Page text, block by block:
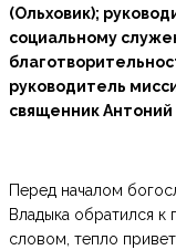
(Ольховик);
социальному
руководитель
священник Антоний
Перед началом
Владыка обратился
словом, тепло